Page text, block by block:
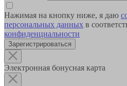
Нажимая на кнопку ниже, я даю
персональных данных в
конфиденциальности
Зарегистрироваться
Электронная бонусная карта